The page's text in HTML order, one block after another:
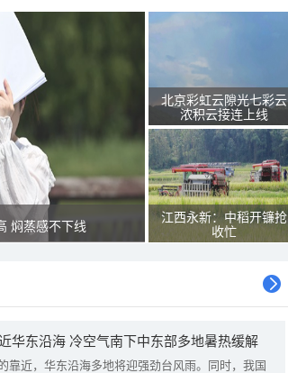
焖蒸感不下线
北京彩虹云隙光七彩云
浓积云接连上线
江西永新：中稻开镰抢
收忙
华东沿海 冷空气南下中东部多地暑热缓解
靠近，华东沿海多地将迎强劲台风雨。同时，我国